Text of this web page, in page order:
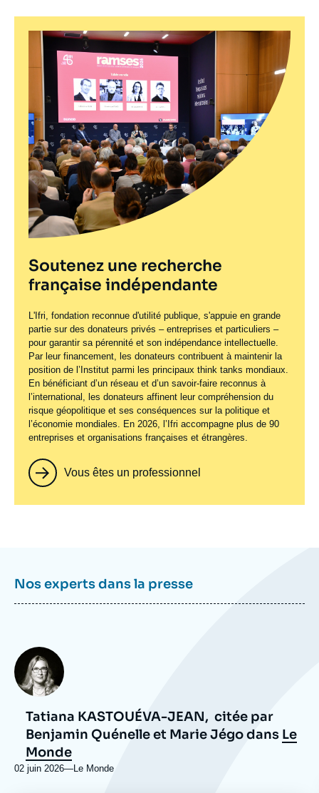
Soutenez une recherche
française indépendante
L'Ifri, fondation reconnue d'utilité publique, s'appuie en grande
partie sur des donateurs privés – entreprises et particuliers –
pour garantir sa pérennité et son indépendance intellectuelle.
Par leur financement, les donateurs contribuent à maintenir la
position de l’Institut parmi les principaux think tanks mondiaux.
En bénéficiant d’un réseau et d’un savoir-faire reconnus à
l’international, les donateurs affinent leur compréhension du
risque géopolitique et ses conséquences sur la politique et
l’économie mondiales. En 2026, l’Ifri accompagne plus de 90
entreprises et organisations françaises et étrangères.
Vous êtes un professionnel
Nos experts dans la presse
Photo
Tatiana KASTOUÉVA-JEAN, citée par
Benjamin Quénelle et Marie Jégo dans Le
Monde
02 juin 2026— Nom
Le Monde